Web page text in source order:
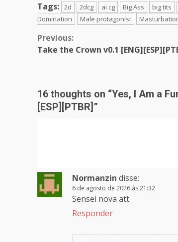
Tags: 2d 2dcg ai cg Big Ass big tits
Domination
Male protagonist
Continue
Previous:
Take the Crown v0.1
16 thoughts on “Yes, I Am a
[ESP][PTBR] ”
Normanzin disse:
6 de agosto de 2026 às 21:32
Sensei nova att
Responder